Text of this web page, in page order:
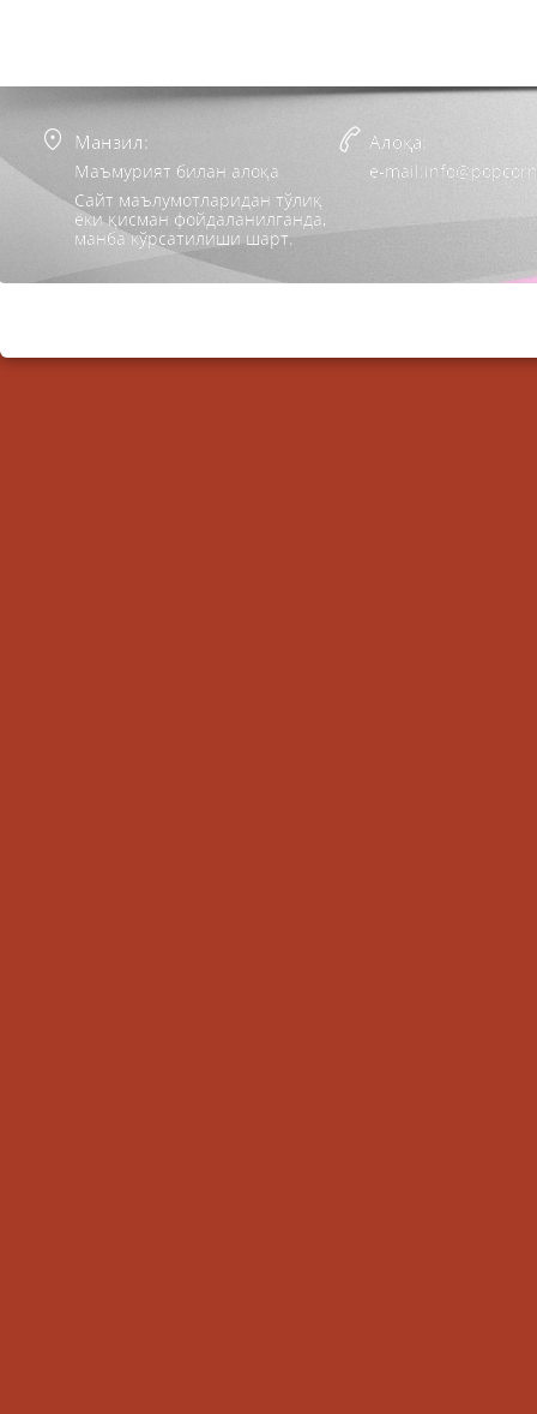
Манзил:
Маъмурият билан алоқа
Сайт маълумотларидан тўлиқ
ёки қисман фойдаланилганда,
манба кўрсатилиши шарт.
Алоқа:
e-